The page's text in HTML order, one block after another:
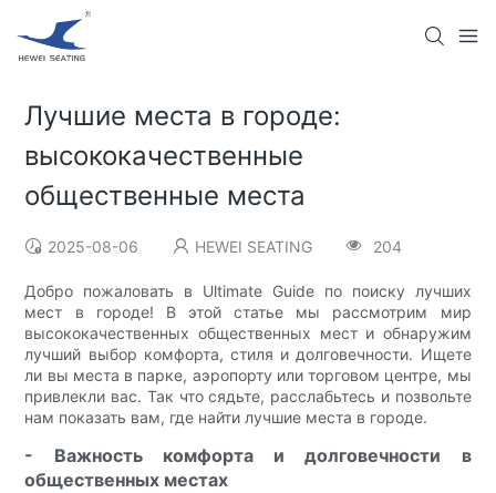
Лучшие места в городе:
высококачественные
общественные места
2025-08-06 HEWEI SEATING 204
Добро пожаловать в Ultimate Guide по поиску лучших
мест в городе! В этой статье мы рассмотрим мир
высококачественных общественных мест и обнаружим
лучший выбор комфорта, стиля и долговечности. Ищете
ли вы места в парке, аэропорту или торговом центре, мы
привлекли вас. Так что сядьте, расслабьтесь и позвольте
нам показать вам, где найти лучшие места в городе.
- Важность комфорта и долговечности в
общественных местах